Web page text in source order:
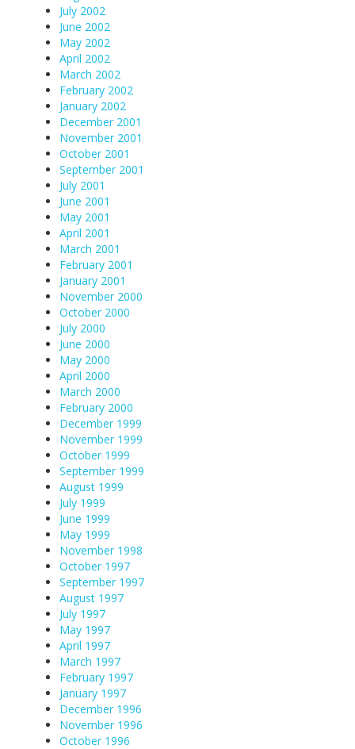
July 2002
June 2002
May 2002
April 2002
March 2002
February 2002
January 2002
December 2001
November 2001
October 2001
September 2001
July 2001
June 2001
May 2001
April 2001
March 2001
February 2001
January 2001
November 2000
October 2000
July 2000
June 2000
May 2000
April 2000
March 2000
February 2000
December 1999
November 1999
October 1999
September 1999
August 1999
July 1999
June 1999
May 1999
November 1998
October 1997
September 1997
August 1997
July 1997
May 1997
April 1997
March 1997
February 1997
January 1997
December 1996
November 1996
October 1996